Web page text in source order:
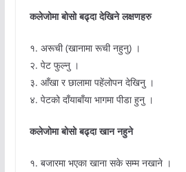
कलेजोमा बोसो बढ्दा देखिने लक्षणहरु
१. अरूची (खानामा रूची नहुनु) ।
२. पेट फुल्नु ।
३. आँखा र छालामा पहेंलोपन देखिनु ।
४. पेटको दाँयाबाँया भागमा पीडा हुनु ।
कलेजोमा बोसो बढ्दा खान नहुने
१. बजारमा भएका खाना सके सम्म नखाने ।